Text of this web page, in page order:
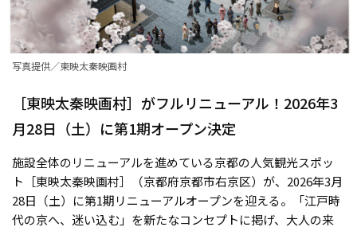
写真提供／東映太秦映画村
［東映太秦映画村］がフルリニューアル！2026年3
月28日（土）に第1期オープン決定
施設全体のリニューアルを進めている京都の人気観光スポッ
ト［東映太秦映画村］（京都府京都市右京区）が、2026年3月
28日（土）に第1期リニューアルオープンを迎える。「江戸時
代の京へ、迷い込む」を新たなコンセプトに掲げ、大人の来